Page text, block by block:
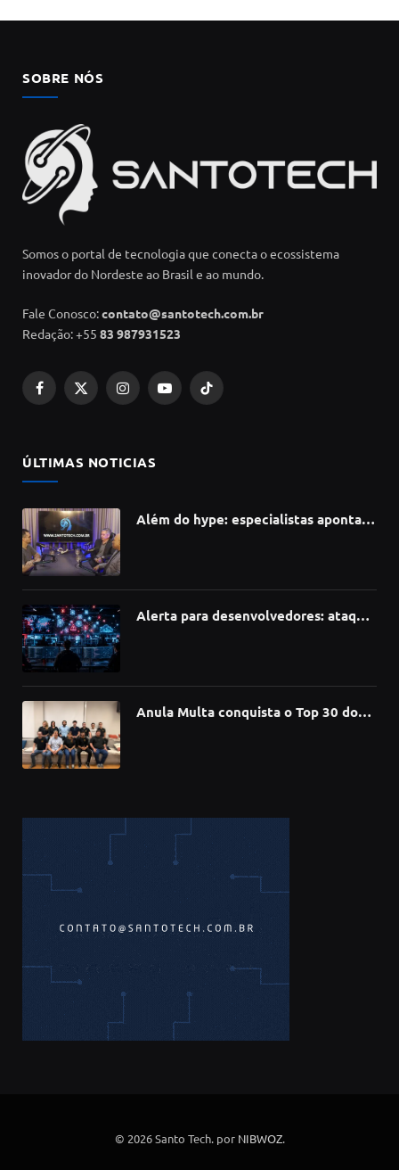
SOBRE NÓS
Somos o portal de tecnologia que conecta o ecossistema
inovador do Nordeste ao Brasil e ao mundo.
Fale Conosco:contato@santotech.com.br
Redação: +55 83 987931523
Facebook
X
InstagramYouTubeTikTok
ÚLTIMAS NOTICIAS
Além do hype: especialistas apontam
Alerta para desenvolvedores: ataque
Anula Multa conquista o Top 30 do
© 2026 Santo Tech. por NIBWOZ.